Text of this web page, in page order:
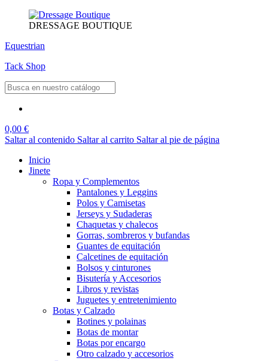
DRESSAGE BOUTIQUE
Equestrian
Tack Shop
0,00 €
Saltar al contenido Saltar al carrito Saltar al pie de página
Inicio
Jinete
Ropa y Complementos
Pantalones y Leggins
Polos y Camisetas
Jerseys y Sudaderas
Chaquetas y chalecos
Gorras, sombreros y bufandas
Guantes de equitación
Calcetines de equitación
Bolsos y cinturones
Bisutería y Accesorios
Libros y revistas
Juguetes y entretenimiento
Botas y Calzado
Botines y polainas
Botas de montar
Botas por encargo
Otro calzado y accesorios